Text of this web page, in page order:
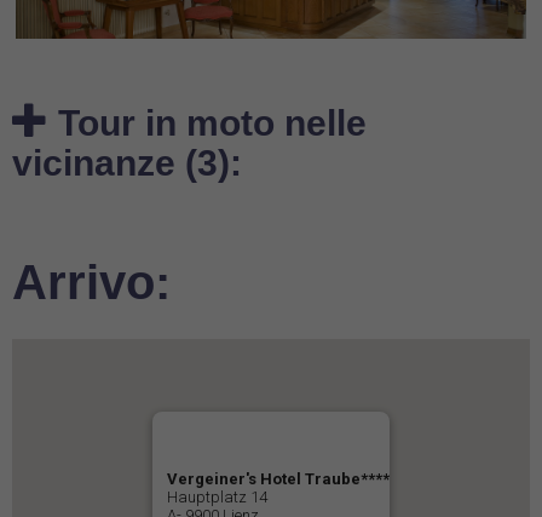
Tour in moto nelle
vicinanze (3):
Arrivo:
Vergeiner's Hotel Traube****
Hauptplatz 14